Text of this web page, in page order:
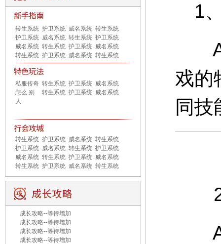
转生系统 护卫系统 威名系统 转生系统
护卫系统 威名系统 转生系统 护卫系统
威名系统 转生系统 护卫系统 威名系统
转生系统 护卫系统 威名系统 转生系统
私服传奇
怎么 别
人
转生系统 护卫系统 威名系统
转生系统 护卫系统 威名系统
转生系统 护卫系统 威名系统 转生系统
护卫系统 威名系统 转生系统 护卫系统
威名系统 转生系统 护卫系统 威名系统
转生系统 护卫系统 威名系统 转生系统
成长攻略--等待增加
成长攻略--等待增加
成长攻略--等待增加
成长攻略--等待增加
1
A
戏的
同技
2
A